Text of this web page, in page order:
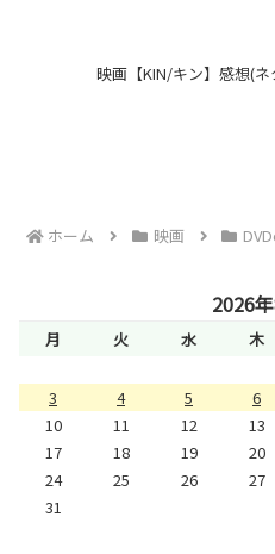
映画【KIN/キン】感想(ネ
ホーム 映画
2026
月 火 水 木
3
4 5 6
10
11 12 13
17
18 19 20
24
25 26 27
31